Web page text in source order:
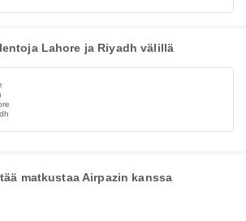
Lahore ja Riyadh välillä
matkustaa Airpazin kanssa